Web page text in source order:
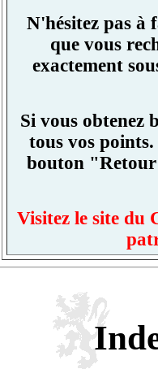
N'hésitez pas à
que vous
exactement
Si vous obtenez
tous vos
bouton
Visitez le site du